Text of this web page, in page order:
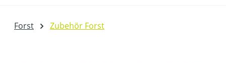
Forst Zubehör Forst